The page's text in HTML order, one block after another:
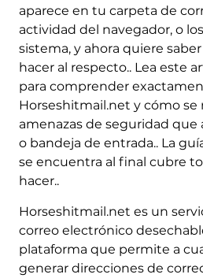
aparece en tu carpeta de
actividad del navegador, o
sistema, y ahora quiere
hacer al respecto.. Lea este
para comprender
Horseshitmail.net y cómo se
amenazas de seguridad que
o bandeja de entrada.. La
se encuentra al final cubre
hacer..
Horseshitmail.net es un
correo electrónico
plataforma que permite a
generar direcciones de